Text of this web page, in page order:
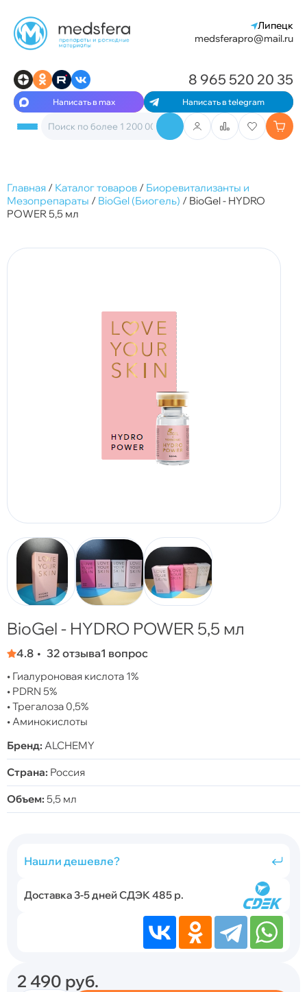
Липецк
medsferapro@mail.ru
Написать в max Написать в telegram
8 965 520 20 35
Главная / Каталог товаров / Биоревитализанты и
Мезопрепараты / BioGel (Биогель) / BioGel - HYDRO
POWER 5,5 мл
BioGel - HYDRO POWER 5,5 мл
4.8 32 отзыва1 вопрос
• Гиалуроновая кислота 1%
• PDRN 5%
• Трегалоза 0,5%
• Аминокислоты
Бренд: ALCHEMY
Страна: Россия
Объем: 5,5 мл
Нашли дешевле?
Доставка 3-5 дней СДЭК 485 р.
2 490 руб.